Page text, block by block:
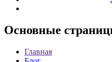
Основные
Главная